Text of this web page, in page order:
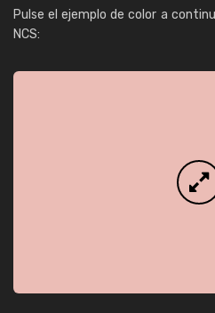
Pulse el ejemplo de color a
NCS: